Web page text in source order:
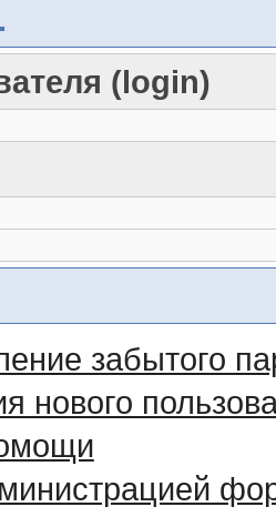
(login)
забытого
нового